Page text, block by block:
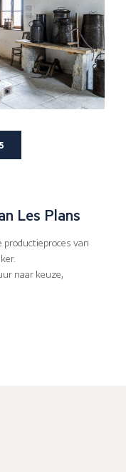
Les Plans
van
naar keuze,